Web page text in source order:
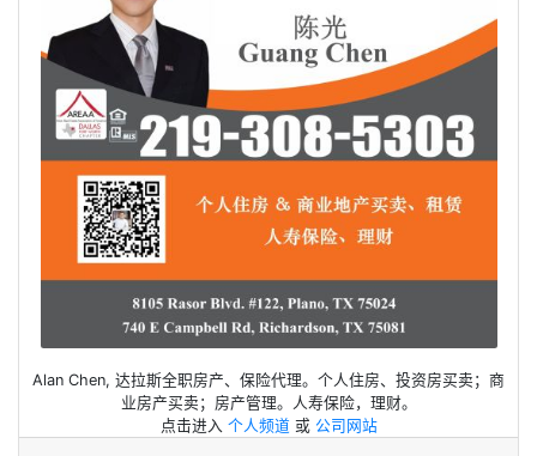
Alan Chen, 达拉斯全职房产、保险代理。个人住房、投资房买卖；商
业房产买卖；房产管理。人寿保险，理财。
点击进入 个人频道 或 公司网站